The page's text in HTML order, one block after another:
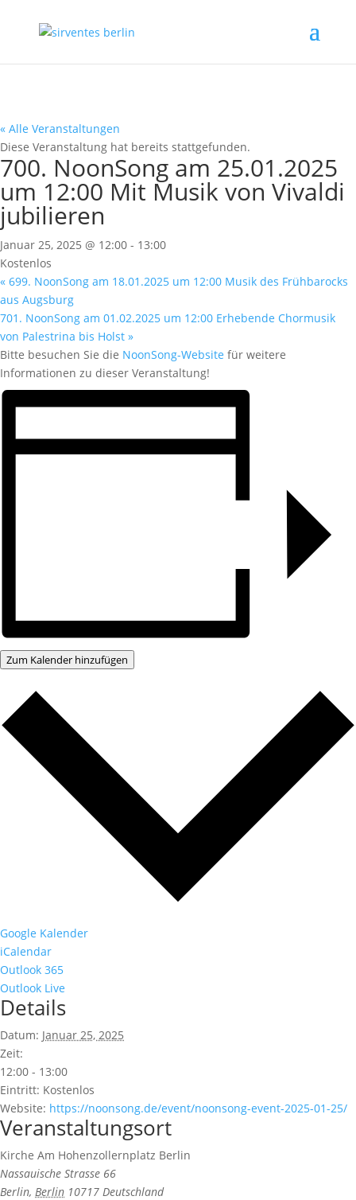
« Alle Veranstaltungen
Diese Veranstaltung hat bereits stattgefunden.
700. NoonSong am 25.01.2025
um 12:00 Mit Musik von Vivaldi
jubilieren
Januar 25, 2025 @ 12:00 - 13:00
Kostenlos
« 699. NoonSong am 18.01.2025 um 12:00 Musik des Frühbarocks
aus Augsburg
701. NoonSong am 01.02.2025 um 12:00 Erhebende Chormusik
von Palestrina bis Holst »
Bitte besuchen Sie die NoonSong-Website für weitere
Informationen zu dieser Veranstaltung!
Zum Kalender hinzufügen
Google Kalender
iCalendar
Outlook 365
Outlook Live
Details
Datum: Januar 25, 2025
Zeit:
12:00 - 13:00
Eintritt: Kostenlos
Website: https://noonsong.de/event/noonsong-event-2025-01-25/
Veranstaltungsort
Kirche Am Hohenzollernplatz Berlin
Nassauische Strasse 66
Berlin, Berlin 10717 Deutschland